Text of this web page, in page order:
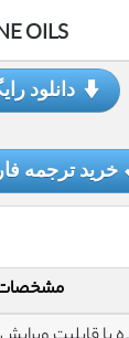
OILS
دانلود
خرید ترجمه
مشخصات